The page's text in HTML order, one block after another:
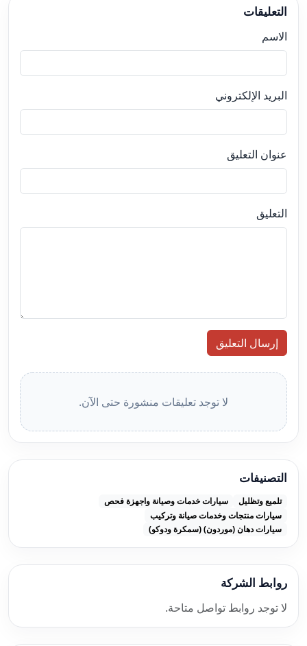
التعليقات
الاسم
البريد الإلكتروني
عنوان التعليق
التعليق
إرسال التعليق
لا توجد تعليقات منشورة حتى الآن.
التصنيفات
تلميع وتظليل
سيارات خدمات وصيانة واجهزة فحص
سيارات منتجات وخدمات صيانة وتركيب
سيارات دهان (موردون) (سمكرة ودوكو)
روابط الشركة
لا توجد روابط تواصل متاحة.